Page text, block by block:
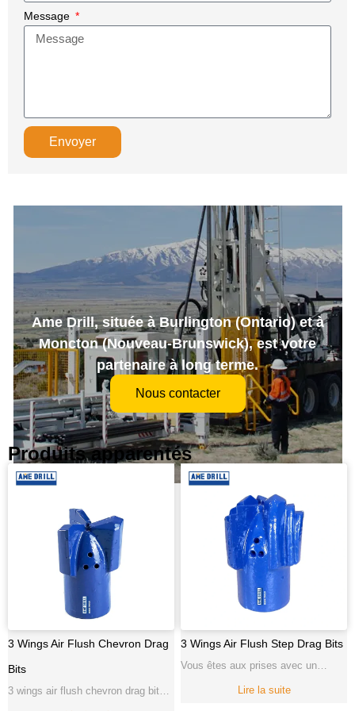
Ame Drill, située à Burlington (Ontario) et à
Moncton (Nouveau-Brunswick), est votre
partenaire à long terme.
Nous contacter
Produits apparentés
3 Wings Air Flush Chevron Drag
Bits
3 wings air flush chevron drag bits3
3 Wings Air Flush Step Drag Bits
Vous êtes aux prises avec un
forage à sec inefficace ou des
Lire la suite
Message
Envoyer